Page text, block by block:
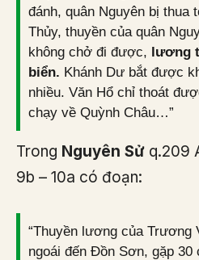
đánh, quân Nguyên bị thua
Thủy, thuyền của quân
không chở đi được, lương
biển. Khánh Dư bắt được
nhiều. Văn Hổ chỉ thoát
chạy về Quỳnh Châu…”
Trong Nguyên Sử q.209
9b – 10a có đoạn:
“Thuyền lương của Trương
ngoái đến Đồn Sơn, gặp 30